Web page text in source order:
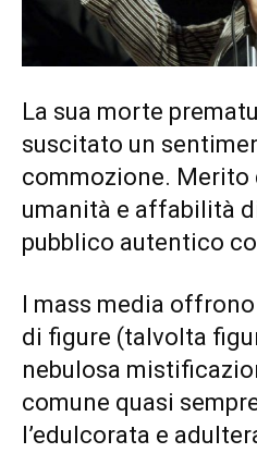
La sua morte
suscitato un
commozione.
umanità e affabilità
pubblico autentico
I mass media
di figure (talvolta
nebulosa
comune quasi
l’edulcorata e